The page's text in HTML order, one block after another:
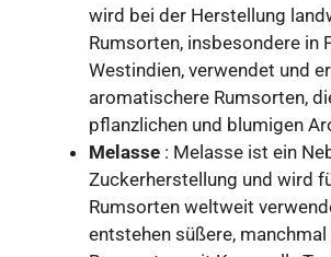
wird bei der Herstellung
Rumsorten, insbesondere in
Westindien, verwendet und
aromatischere Rumsorten,
pflanzlichen und blumigen
Melasse : Melasse ist ein
Zuckerherstellung und wird
Rumsorten weltweit
entstehen süßere,